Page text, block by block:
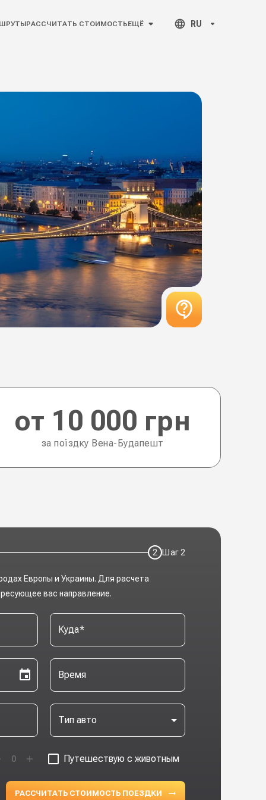
РАССЧИТАТЬ СТОИМОСТЬЕЩЁ RU
за поїздку Вена-Будапешт
от 10 000 грн
2 Шаг2
Европы и Украины. Для расчета
вас направление.
Куда*
Время
Тип авто
0 Путешествую с животным
РАССЧИТАТЬ СТОИМОСТЬ ПОЕЗДКИ